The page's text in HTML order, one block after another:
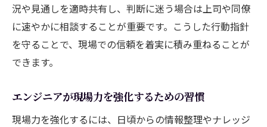
エンジニア人生を豊かにする自己投資の考
え方
況や見通しを適時共有し、判断に迷う場合は上司や同僚
に速やかに相談することが重要です。こうした行動指針
を守ることで、現場での信頼を着実に積み重ねることが
できます。
エンジニアが現場力を強化するための習慣
現場力を強化するには、日頃からの情報整理やナレッジ